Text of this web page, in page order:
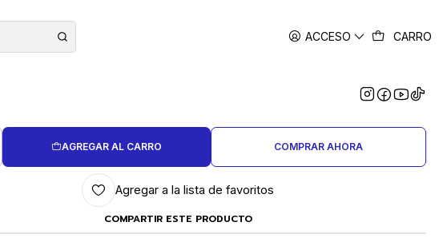
ACCESO CARRO
TRIBOULET / MANDRIL SINUSOIDAL
AGREGAR AL CARRO COMPRAR AHORA
Agregar a la lista de favoritos
COMPARTIR ESTE PRODUCTO